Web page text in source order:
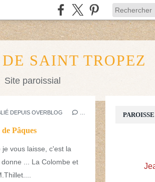
SAINT TROPEZ
Site paroissial
DEPUIS OVERBLOG
Pâques
vous laisse, c'est la
... La Colombe et